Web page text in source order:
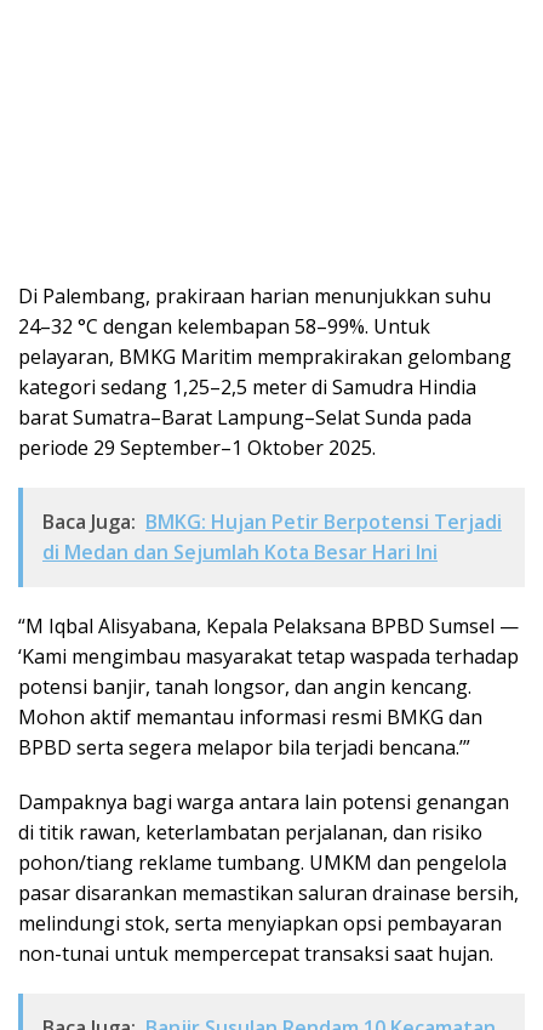
Di Palembang, prakiraan harian menunjukkan suhu
24–32 °C dengan kelembapan 58–99%. Untuk
pelayaran, BMKG Maritim memprakirakan gelombang
kategori sedang 1,25–2,5 meter di Samudra Hindia
barat Sumatra–Barat Lampung–Selat Sunda pada
periode 29 September–1 Oktober 2025.
Baca Juga: BMKG: Hujan Petir Berpotensi Terjadi
di Medan dan Sejumlah Kota Besar Hari Ini
“M Iqbal Alisyabana, Kepala Pelaksana BPBD Sumsel —
‘Kami mengimbau masyarakat tetap waspada terhadap
potensi banjir, tanah longsor, dan angin kencang.
Mohon aktif memantau informasi resmi BMKG dan
BPBD serta segera melapor bila terjadi bencana.’”
Dampaknya bagi warga antara lain potensi genangan
di titik rawan, keterlambatan perjalanan, dan risiko
pohon/tiang reklame tumbang. UMKM dan pengelola
pasar disarankan memastikan saluran drainase bersih,
melindungi stok, serta menyiapkan opsi pembayaran
non-tunai untuk mempercepat transaksi saat hujan.